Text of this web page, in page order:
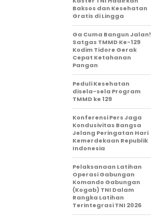
Baksos dan Kesehatan
Gratis di Lingga
Ga Cuma Bangun Jalan!
Satgas TMMD Ke-129
Kodim Tidore Gerak
Cepat Ketahanan
Pangan
Peduli Kesehatan
disela-sela Program
TMMD ke 129
Konferensi Pers Jaga
Kondusivitas Bangsa
Jelang Peringatan Hari
Kemerdekaan Republik
Indonesia
Pelaksanaan Latihan
Operasi Gabungan
Komando Gabungan
(Kogab) TNI Dalam
Rangka Latihan
Terintegrasi TNI 2026